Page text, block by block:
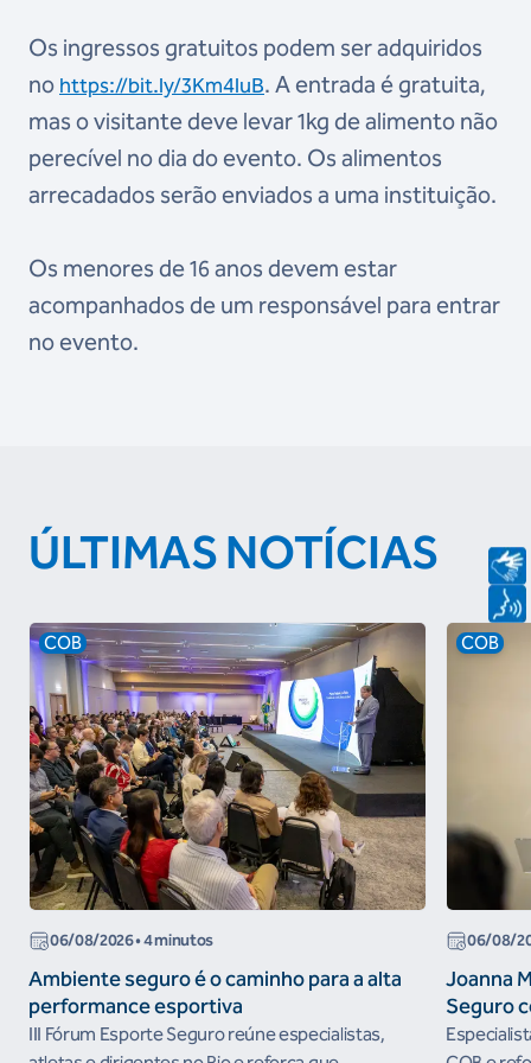
Os ingressos gratuitos podem ser adquiridos
no https://bit.ly/3Km4luB. A entrada é gratuita,
mas o visitante deve levar 1kg de alimento não
perecível no dia do evento. Os alimentos
arrecadados serão enviados a uma instituição.
Os menores de 16 anos devem estar
acompanhados de um responsável para entrar
no evento.
ÚLTIMAS NOTÍCIAS
COB
06/08/2026• 4 minutos
Ambiente seguro é o caminho para a alta
performance esportiva
III Fórum Esporte Seguro reúne especialistas,
COB
06/08/
Joanna
Seguro